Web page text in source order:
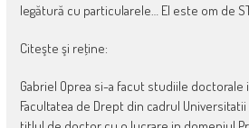
legătură cu particularele… El este om de
Citeşte şi reţine:
Gabriel Oprea si-a facut studiile doctorale
Facultatea de Drept din cadrul